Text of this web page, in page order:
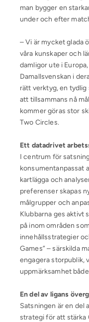
man bygger en
under och efter
– Vi är mycket glada
våra kunskaper och
damligor ute i
Damallsvenskan i
rätt verktyg, en
att tillsammans nå
kommer göras stor
Two Circles.
Ett datadrivet
I centrum för
konsumentanpassat
kartlägga och
preferenser skapas
målgrupper och
Klubbarna ges aktivt
på inom områden
innehållsstrategier
Games” – särskilda
engagera storpublik,
uppmärksamhet
En del av ligans
Satsningen är en del
strategi för att stärka